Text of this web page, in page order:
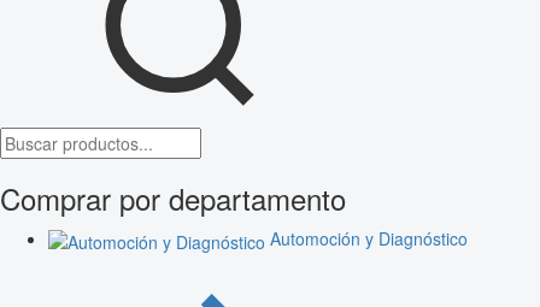
Comprar por departamento
Automoción y Diagnóstico